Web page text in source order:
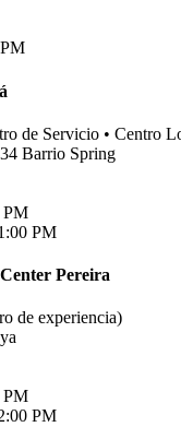
de Servicio • Centro
Barrio Spring
PM
PM
Pereira
de experiencia)
PM
PM